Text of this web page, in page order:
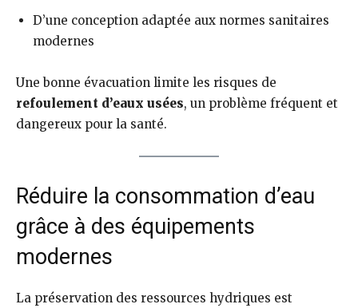
D’une conception adaptée aux normes sanitaires
modernes
Une bonne évacuation limite les risques de
refoulement d’eaux usées, un problème fréquent et
dangereux pour la santé.
Réduire la consommation d’eau
grâce à des équipements
modernes
La préservation des ressources hydriques est